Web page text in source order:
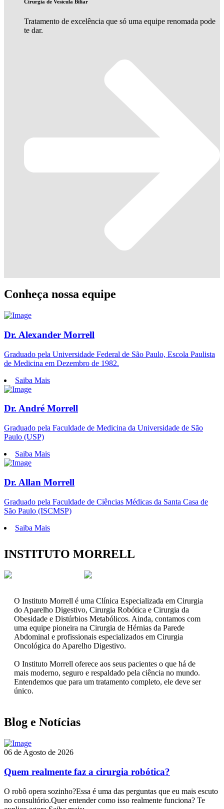
Cirurgia de Vesícula Biliar
Tratamento de excelência que só uma equipe renomada pode
te dar.
Conheça nossa equipe
Dr. Alexander Morrell
Graduado pela Universidade Federal de São Paulo, Escola Paulista
de Medicina em Dezembro de 1982.
Saiba Mais
Dr. André Morrell
Graduado pela Faculdade de Medicina da Universidade de São
Paulo (USP)
Saiba Mais
Dr. Allan Morrell
Graduado pela Faculdade de Ciências Médicas da Santa Casa de
São Paulo (ISCMSP)
Saiba Mais
INSTITUTO MORRELL
O Instituto Morrell é uma Clínica Especializada em Cirurgia
do Aparelho Digestivo, Cirurgia Robótica e Cirurgia da
Obesidade e Distúrbios Metabólicos. Ainda, contamos com
uma equipe pioneira na Cirurgia de Hérnias da Parede
Abdominal e profissionais especializados em Cirurgia
Oncológica do Aparelho Digestivo.
O Instituto Morrell oferece aos seus pacientes o que há de
mais moderno, seguro e respaldado pela ciência no mundo.
Entendemos que para um tratamento completo, ele deve ser
único.
Blog e Notícias
06 de Agosto de 2026
Quem realmente faz a cirurgia robótica?
O robô opera sozinho?Essa é uma das perguntas que eu mais escuto
no consultório.Quer entender como isso realmente funciona? Te